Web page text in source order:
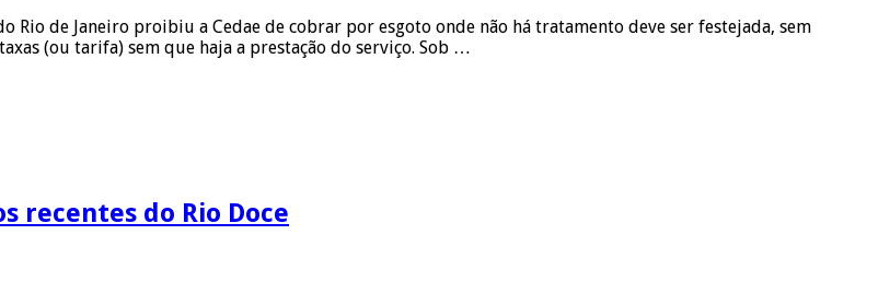
de Janeiro proibiu a Cedae de cobrar por esgoto onde não há tratamento deve ser festejada, sem
(ou tarifa) sem que haja a prestação do serviço. Sob …
recentes do Rio Doce